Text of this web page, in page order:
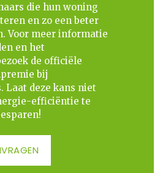
die hun woning
en zo een beter
Voor meer informatie
en het
de officiële
bij
Laat deze kans niet
efficiëntie te